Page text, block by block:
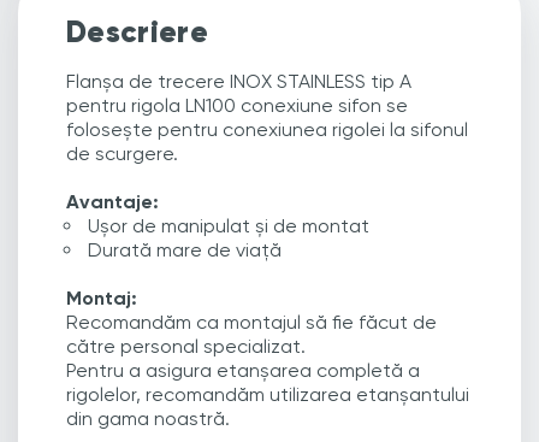
Descriere
Flanșa de trecere INOX STAINLESS tip A
pentru rigola LN100 conexiune sifon se
folosește pentru conexiunea rigolei la sifonul
de scurgere.
Avantaje:
Ușor de manipulat și de montat
Durată mare de viață
Montaj:
Recomandăm ca montajul să fie făcut de
către personal specializat.
Pentru a asigura etanșarea completă a
rigolelor, recomandăm utilizarea etanșantului
din gama noastră.